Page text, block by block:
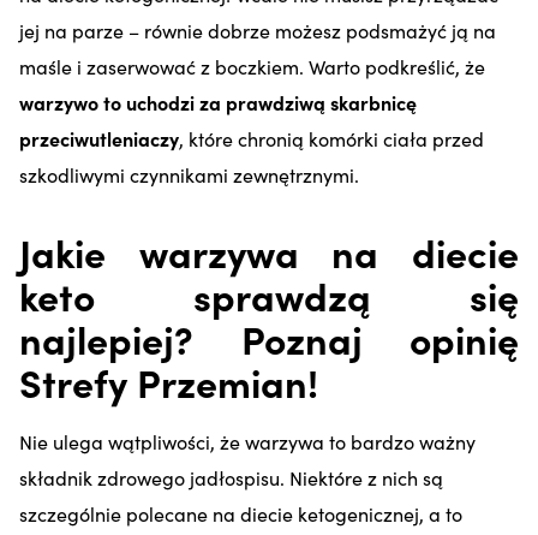
jej na parze – równie dobrze możesz podsmażyć ją na
maśle i zaserwować z boczkiem. Warto podkreślić, że
warzywo to uchodzi za prawdziwą skarbnicę
przeciwutleniaczy, które chronią komórki ciała przed
szkodliwymi czynnikami zewnętrznymi.
Jakie warzywa na diecie
keto sprawdzą się
najlepiej? Poznaj opinię
Strefy Przemian!
Nie ulega wątpliwości, że warzywa to bardzo ważny
składnik zdrowego jadłospisu. Niektóre z nich są
szczególnie polecane na diecie ketogenicznej, a to